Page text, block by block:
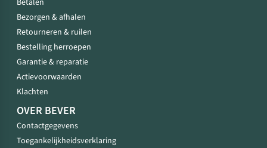
Betalen
Bezorgen & afhalen
Retourneren & ruilen
Bestelling herroepen
Garantie & reparatie
Actievoorwaarden
Klachten
OVER BEVER
Contactgegevens
Toegankelijkheidsverklaring